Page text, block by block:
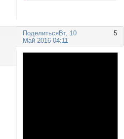
Поделиться 5
Вт, 10
Май 2016 04:11